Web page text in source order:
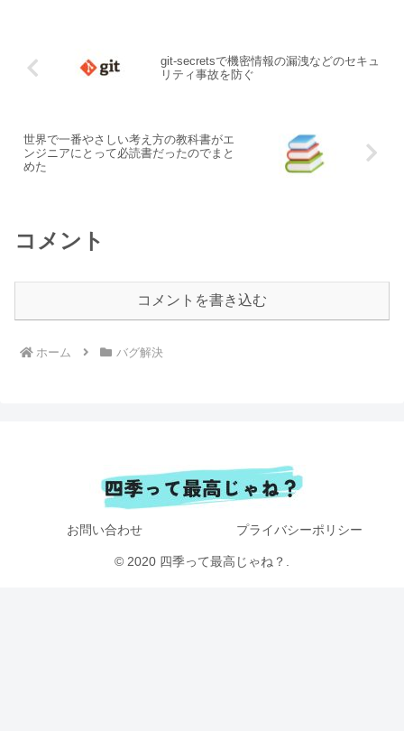
git-secretsで機密情報の漏洩などのセキュ
リティ事故を防ぐ
世界で一番やさしい考え方の教科書がエ
ンジニアにとって必読書だったのでまと
めた
コメント
コメントを書き込む
ホーム バグ解決
お問い合わせ プライバシーポリシー
© 2020 四季って最高じゃね？.